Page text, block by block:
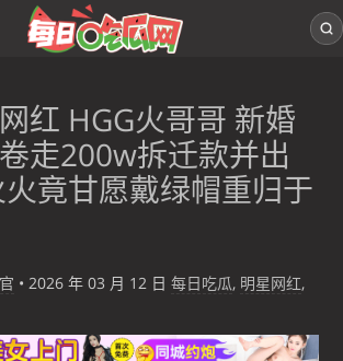
红 HGG火哥哥 新婚
走200w拆迁款并出
竟甘愿戴绿帽重归于
• 2026 年 03 月 12 日 每日吃瓜, 明星网红,